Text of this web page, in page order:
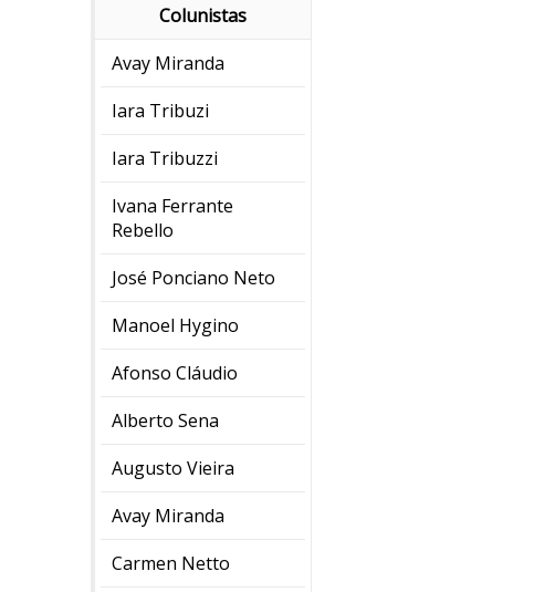
Colunistas
Avay Miranda
Iara Tribuzi
Iara Tribuzzi
Ivana Ferrante
Rebello
José Ponciano Neto
Manoel Hygino
Afonso Cláudio
Alberto Sena
Augusto Vieira
Avay Miranda
Carmen Netto